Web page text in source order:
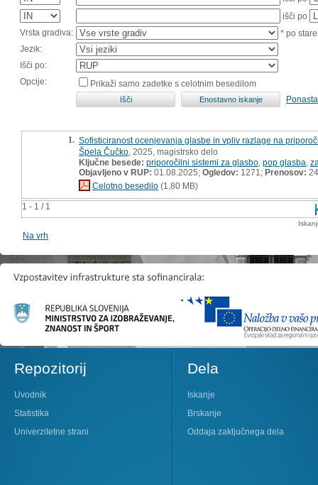
išči po
Vrsta gradiva:
* po
Jezik:
Išči po:
Opcije:
Prikaži samo zadetke s celotnim besedilom
1 - 1 / 1
1. Sofisticiranost ocenjevanja glasbe in vpliv razlage na
Špela Čučko , 2025, magistrsko delo
Ključne besede: priporočilni sistemi za glasbo pop glasba
Objavljeno v RUP: 01.08.2025; Ogledov: 1271; Prenosov: 24
Celotno besedilo (1,80 MB)
Na vrh
Repozitorij
Uvodnik
Statistika
Univerzitetne strani
Dela
Iskanje
Brskanje
Oddaja zaključnega dela